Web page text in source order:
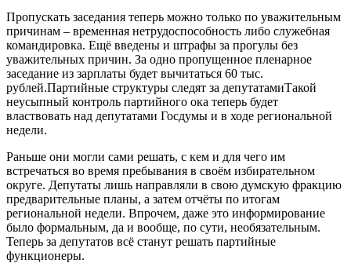
Пропускать заседания теперь можно только по уважительным
причинам – временная нетрудоспособность либо служебная
командировка. Ещё введены и штрафы за прогулы без
уважительных причин. За одно пропущенное пленарное
заседание из зарплаты будет вычитаться 60 тыс.
рублей.Партийные структуры следят за депутатамиТакой
неусыпный контроль партийного ока теперь будет
властвовать над депутатами Госдумы и в ходе региональной
недели.
Раньше они могли сами решать, с кем и для чего им
встречаться во время пребывания в своём избирательном
округе. Депутаты лишь направляли в свою думскую фракцию
предварительные планы, а затем отчёты по итогам
региональной недели. Впрочем, даже это информирование
было формальным, да и вообще, по сути, необязательным.
Теперь за депутатов всё станут решать партийные
функционеры.